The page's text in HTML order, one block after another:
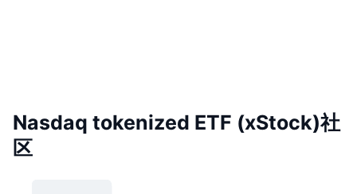
Nasdaq tokenized ETF (xStock)社
区